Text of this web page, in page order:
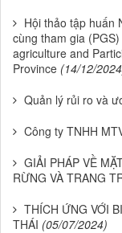
Hội thảo tập huấn
cùng tham gia
agriculture and
Province (14/12/
Quản lý rủi ro và
Công ty TNHH
GIẢI PHÁP VỀ
RỪNG VÀ TRANG
THÍCH ỨNG VỚI
THÁI (05/07/2024)